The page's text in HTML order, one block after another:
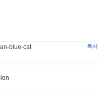
거래량은 얼마인가요?
거래량은
blue-cat
복사